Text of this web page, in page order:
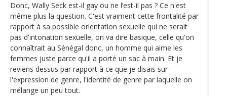
Donc, Wally Seck est-il gay ou ne l’est-il pas ? Ce n'est
même plus la question. C'est vraiment cette frontalité par
rapport à sa possible orientation sexuelle qui ne serait
pas d'intonation sexuelle, on va dire basique, celle qu'on
connaîtrait au Sénégal donc, un homme qui aime les
femmes juste parce qu'il a porté un sac à main. Et je
reviens dessus par rapport à ce que je disais sur
l'expression de genre, l'identité de genre par laquelle on
mélange un peu tout.